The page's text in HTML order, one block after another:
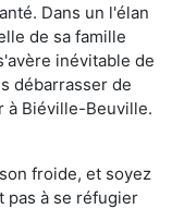
Dans un l'élan
de sa famille
inévitable de
débarrasser de
à Biéville-Beuville.
froide, et soyez
pas à se réfugier